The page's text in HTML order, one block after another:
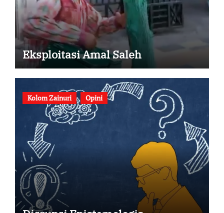
Eksploitasi Amal Saleh
Kolom Zainuri Opini